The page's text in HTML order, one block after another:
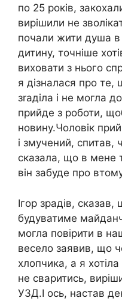
по 25 років,
вирішили не
почали жити душа в
дитину, точніше
виховати з нього
я дізналася про те,
зrаділа і не могла
прийде з роботи,
новину.Чоловік
і змучений,
сказала, що в мене
він забуде про
Ігор зрадів,
будуватиме
могла повірити в
весело заявив, що
хлопчика, а я
не сваритись,
УЗД.І ось, настав